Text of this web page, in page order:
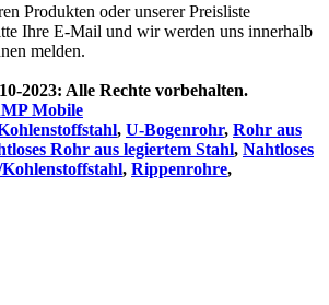
Produkten oder unserer Preisliste
Ihre E-Mail und wir werden uns innerhalb
melden.
2023: Alle Rechte vorbehalten.
Mobile
, U-Bogenrohr, Rohr aus
Rohr aus legiertem Stahl, Nahtloses
, Rippenrohre,